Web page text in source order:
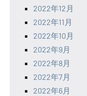
2022年12月
2022年11月
2022年10月
2022年9月
2022年8月
2022年7月
2022年6月